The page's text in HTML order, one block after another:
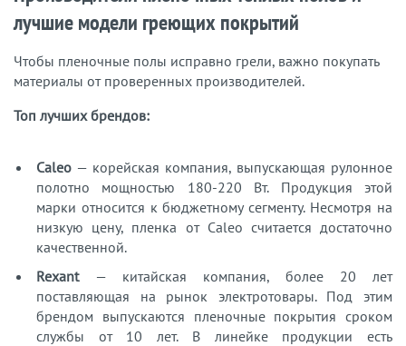
лучшие модели греющих покрытий
Чтобы пленочные полы исправно грели, важно покупать
материалы от проверенных производителей.
Топ лучших брендов:
Caleo — корейская компания, выпускающая рулонное
полотно мощностью 180-220 Вт. Продукция этой
марки относится к бюджетному сегменту. Несмотря на
низкую цену, пленка от Caleo считается достаточно
качественной.
Rexant — китайская компания, более 20 лет
поставляющая на рынок электротовары. Под этим
брендом выпускаются пленочные покрытия сроком
службы от 10 лет. В линейке продукции есть